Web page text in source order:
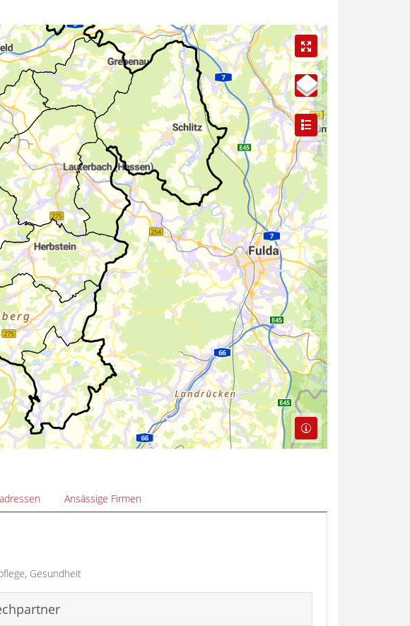
Ansässige Firmen
Gesundheit